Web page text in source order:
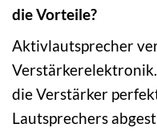
die Vorteile?
Aktivlautsprecher
die Verstärker
Lautsprechers